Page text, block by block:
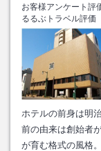
お客様アンケート評
るるぶトラベル評価
ホテルの前身は明
前の由来は創始者
が育む格式の風格。